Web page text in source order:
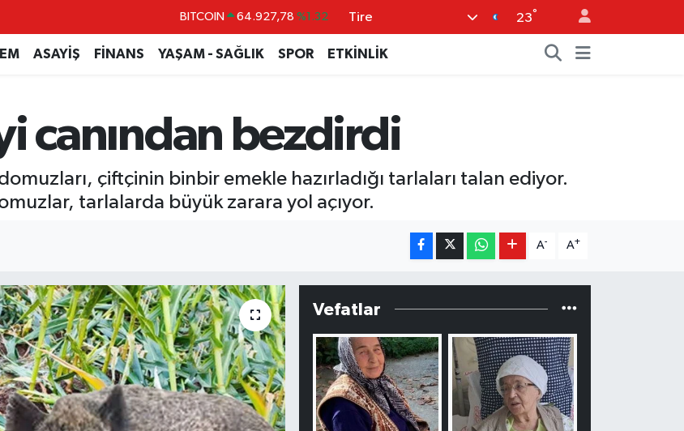
BITCOIN 64.927,78 %1.32
DOLAR 47,5894 %0.08
GRAM ALTIN 6527.85 %0.54
Tire 23°
ASAYİŞ FİNANS YAŞAM - SAĞLIK SPOR ETKİNLİK
canından bezdirdi
çiftçinin binbir emekle hazırladığı tarlaları talan ediyor.
tarlalarda büyük zarara yol açıyor.
A- A+
Vefatlar